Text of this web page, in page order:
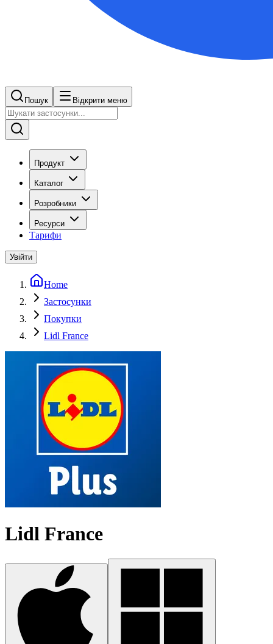
Пошук Відкрити меню
Продукт
Каталог
Розробники
Ресурси
Тарифи
Увійти
Home
Застосунки
Покупки
Lidl France
Lidl France